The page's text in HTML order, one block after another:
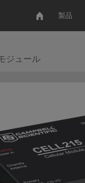
製品
ジュール